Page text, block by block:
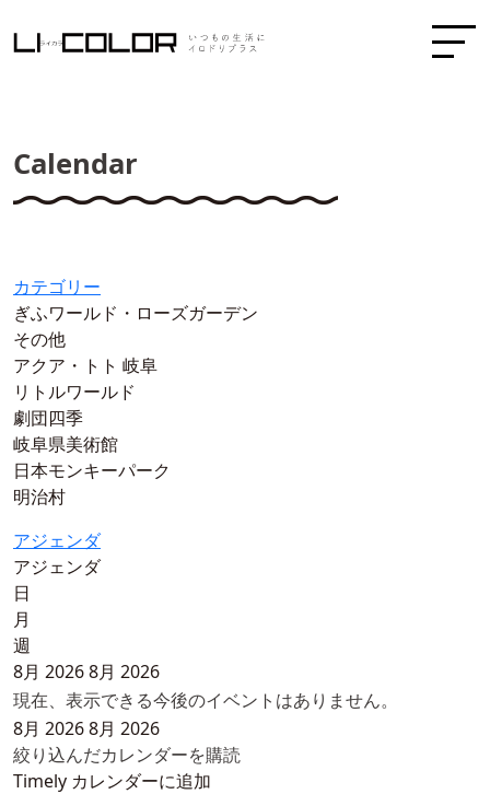
Calendar
カテゴリー
ぎふワールド・ローズガーデン
その他
アクア・トト 岐阜
リトルワールド
劇団四季
岐阜県美術館
日本モンキーパーク
明治村
アジェンダ
アジェンダ
日
月
週
8月 20268月 2026
現在、表示できる今後のイベントはありません。
8月 20268月 2026
絞り込んだカレンダーを購読
Timely カレンダーに追加